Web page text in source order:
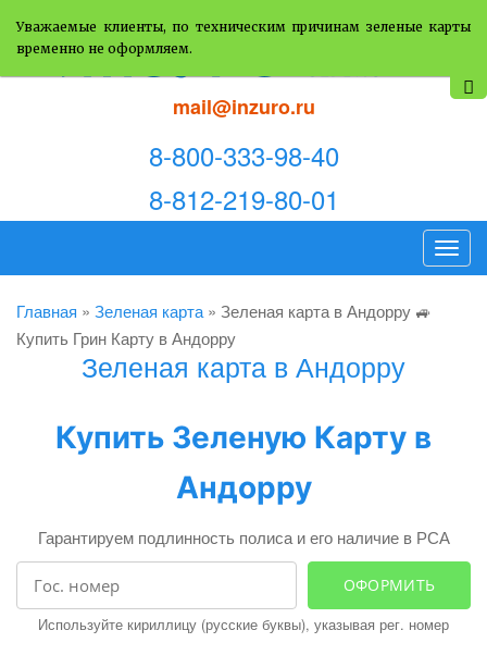
mail@inzuro.ru
8-800-333-98-40
8-812-219-80-01
T
o
a
i
o
Главная » Зеленая карта » Зеленая карта в Андорру 🚙
Купить Грин Карту в Андорру
Зеленая карта в Андорру
Купить Зеленую Карту в
Андорру
Гарантируем подлинность полиса и его наличие в РСА
ОФОРМИТЬ
Используйте кириллицу (русские буквы), указывая рег. номер
Уважаемые клиенты, по техническим причинам зеленые карты
временно не оформляем.